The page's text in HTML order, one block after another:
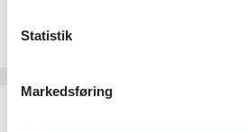
Emne nr.:521-PL-76211-0203
Sommerhus - 7 personer - 76-270 -
Statistik
Markedsføring